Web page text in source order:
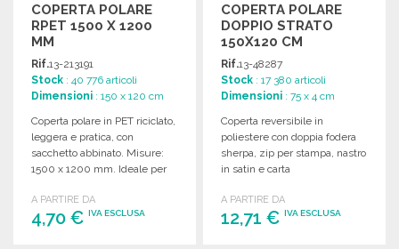
COPERTA POLARE
RPET 1500 X 1200
MM
Rif.13-213191
Stock : 40 776 articoli
Dimensioni : 150 x 120 cm
Coperta polare in PET riciclato,
leggera e pratica, con
sacchetto abbinato. Misure:
1500 x 1200 mm. Ideale per
A PARTIRE DA
4,70 € IVA ESCLUSA
COPERTA POLARE
DOPPIO STRATO
150X120 CM
Rif.13-48287
Stock : 17 380 articoli
Dimensioni : 75 x 4 cm
Coperta reversibile in
poliestere con doppia fodera
sherpa, zip per stampa, nastro
in satin e carta
Dimensioni: 1500 x 1200 mm.
A PARTIRE DA
12,71 €IVA ESCLUSA